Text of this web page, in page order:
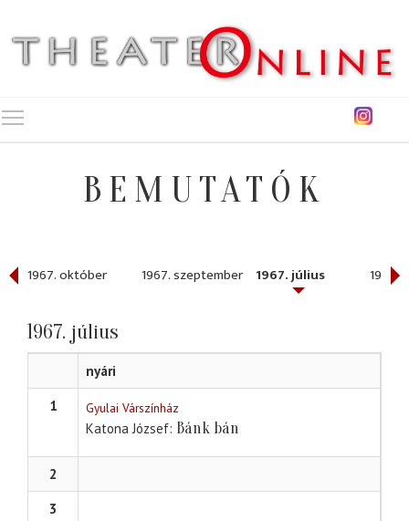
BEMUTATÓK
1967. október 1967. szeptember 1967. július 1967.
1967. július
nyári
1
Gyulai Várszínház
Katona József Bánk bán
2
3